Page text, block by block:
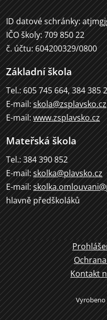
ID datové schránky:
IČO školy: 709 850 22
č. účtu: 604200329/0800
Základní škola
Tel.: 605 745 664, 384 385
E-mail: skola@zsplavsko.cz
E-mail: www.zsplavsko.cz
Mateřská škola
Tel.: 384 390 852
E-mail: skolka@plavsko.cz
E-mail:
hlavně předškoláků
Kontakt
Vyrobeno